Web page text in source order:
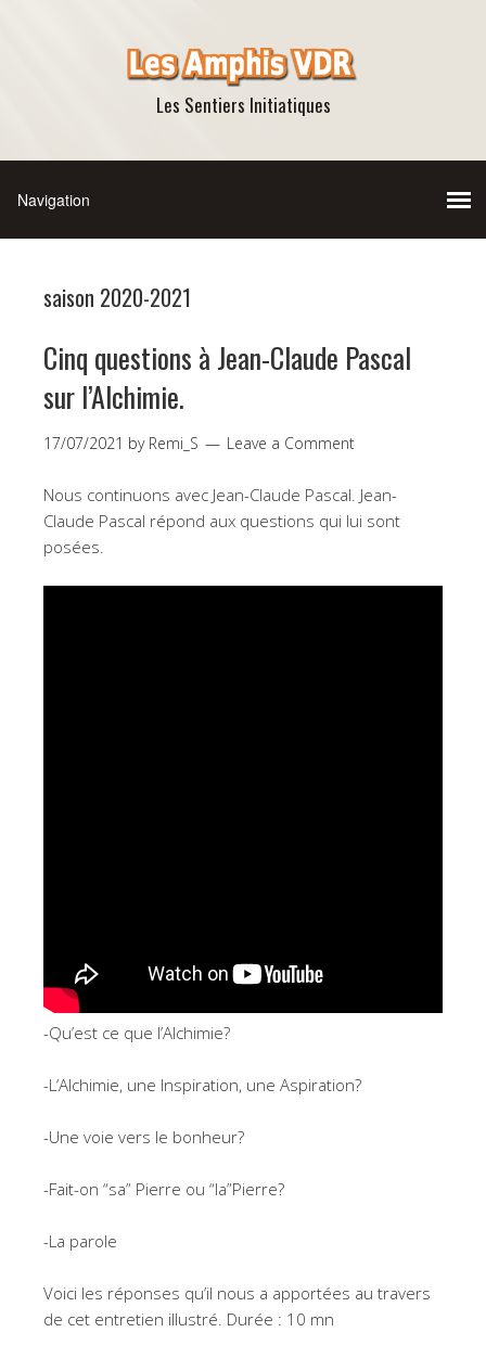
Les Sentiers Initiatiques
saison 2020-2021
Cinq questions à Jean-Claude Pascal
sur l’Alchimie.
17/07/2021 by Remi_S Leave a Comment
Nous continuons avec Jean-Claude Pascal. Jean-
Claude Pascal répond aux questions qui lui sont
posées.
-Qu’est ce que l’Alchimie?
-L’Alchimie, une Inspiration, une Aspiration?
-Une voie vers le bonheur?
-Fait-on “sa” Pierre ou “la”Pierre?
-La parole
Voici les réponses qu’il nous a apportées au travers
de cet entretien illustré. Durée : 10 mn